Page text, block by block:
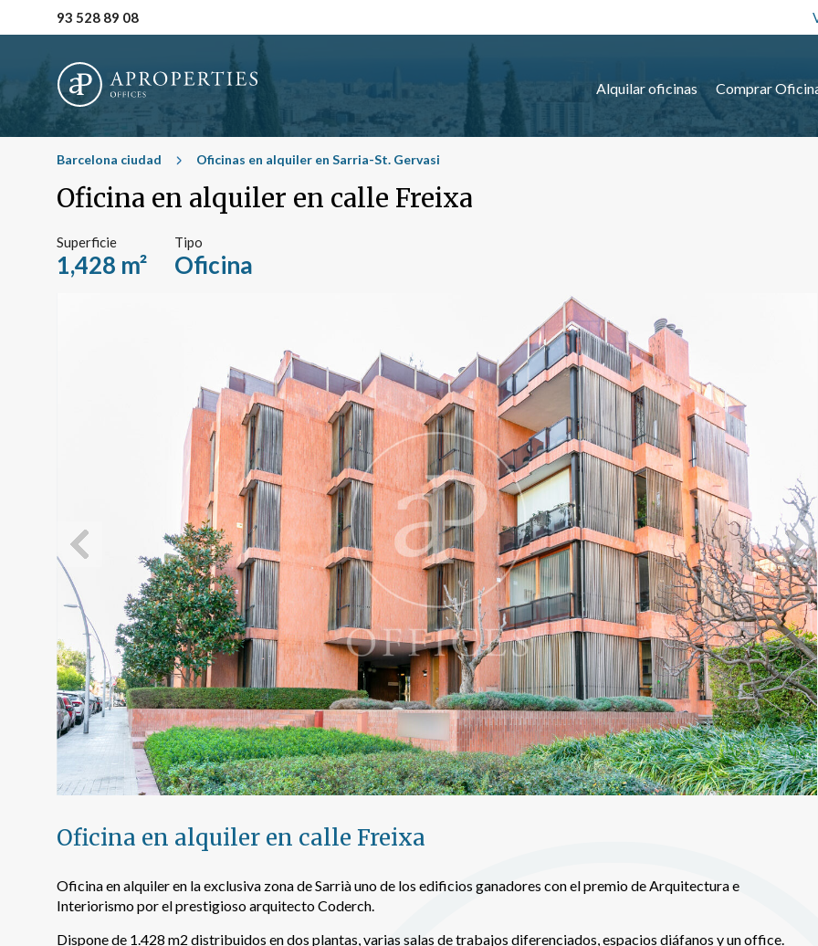
93 528 89 08
Alquilar oficinas Comprar
Barcelona ciudad Oficinas en alquiler en Sarria-St. Gervasi
Oficina en alquiler en calle Freixa
Superficie
1,428 m²
Tipo
Oficina
Oficina en alquiler en calle Freixa
Oficina en alquiler en la exclusiva zona de Sarrià uno de los edificios ganadores con el premio de Arquitectura e
Interiorismo por el prestigioso arquitecto Coderch.
Dispone de 1.428 m2 distribuidos en dos plantas, varias salas de trabajos diferenciados, espacios diáfanos y un office.
Modificar cookies
Técnicas y funcionales
Siempre
Este sitio web utiliza Cookies propias para recopilar información con la finalidad
mejorar nuestros servicios. Si continua navegando, supone la aceptación de la
instalación de las mismas. El usuario tiene la posibilidad de configurar su
pudiendo, si así lo desea, impedir que sean instaladas en su disco duro,
deberá tener en cuenta que dicha acción podrá ocasionar dificultades de
de la página web.
Permiten realizar el seguimiento y análisis del comportamiento de los usuarios
los usuarios con el fin de introducir mejoras en función del análisis de los datos
que hacen los usuarios del servicio. Permiten guardar la información de
del usuario para mejorar la calidad de nuestros servicios y para ofrecer una